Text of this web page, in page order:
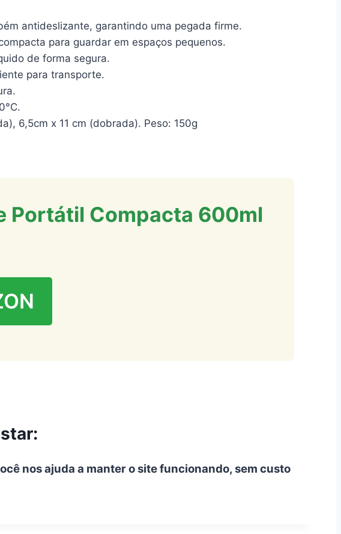
antideslizante, garantindo uma pegada firme.
para guardar em espaços pequenos.
de forma segura.
para transporte.
6,5cm x 11 cm (dobrada). Peso: 150g
Portátil Compacta 600ml
nos ajuda a manter o site funcionando, sem custo